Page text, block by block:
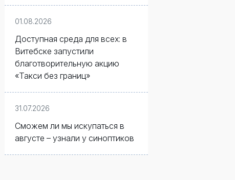
01.08.2026
Доступная среда для всех: в
Витебске запустили
благотворительную акцию
«Такси без границ»
31.07.2026
Сможем ли мы искупаться в
августе – узнали у синоптиков